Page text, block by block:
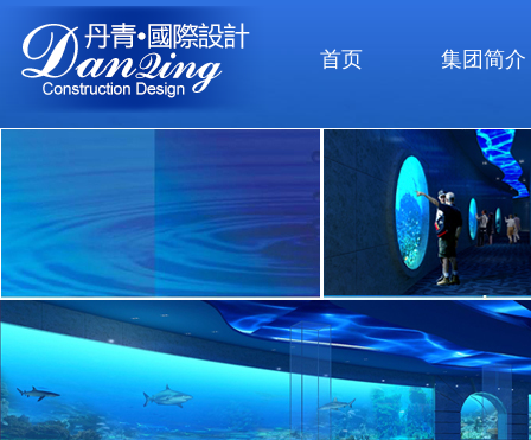
首页 集团简介